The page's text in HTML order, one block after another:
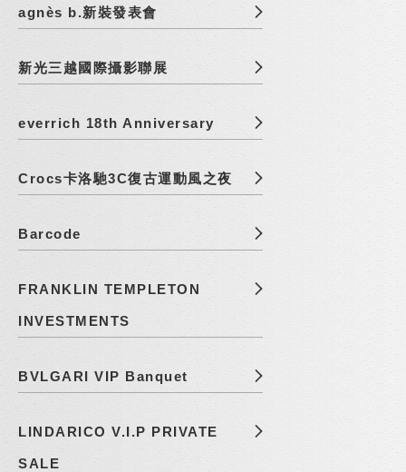
agnès b.新裝發表會
新光三越國際攝影聯展
everrich 18th Anniversary
Crocs卡洛馳3C復古運動風之夜
Barcode
FRANKLIN TEMPLETON
INVESTMENTS
BVLGARI VIP Banquet
LINDARICO V.I.P PRIVATE
SALE